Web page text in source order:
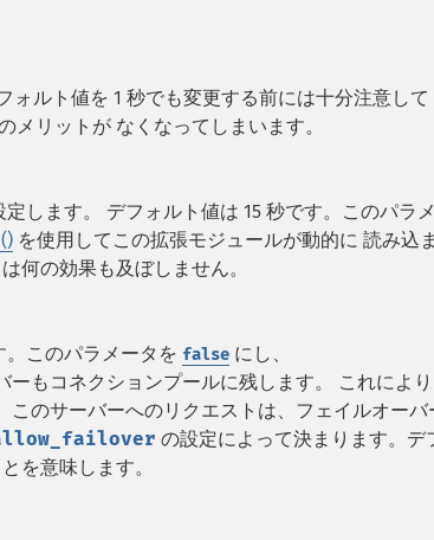
ルト値を 1 秒でも変更する前には十分注意して
リットが なくなってしまいます。
します。 デフォルト値は 15 秒です。このパラメ
を使用してこの拡張モジュールが動的に 読み込ま
は何の効果も及ぼしません。
このパラメータを false にし、
もコネクションプールに残します。 これにより
のサーバーへのリクエストは、フェイルオーバ
の設定によって決まります。デ
を意味します。